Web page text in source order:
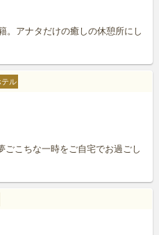
。アナタだけの癒しの休憩所にし
テル
ごこちな一時をご自宅でお過ごし